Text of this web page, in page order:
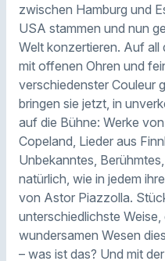
zwischen Hamburg und
USA stammen und nun
Welt konzertieren. Auf all
mit offenen Ohren und
verschiedenster Couleur
bringen sie jetzt, in
auf die Bühne: Werke
Copeland, Lieder aus
Unbekanntes,
natürlich, wie in jedem
von Astor Piazzolla.
unterschiedlichste
wundersamen Wesen
– was ist das? Und mit